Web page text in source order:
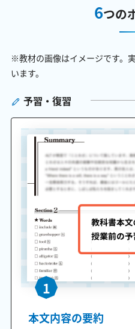
6つの
※教材の画像はイメージです。
います。
予習・復習
1
本文内容の要約